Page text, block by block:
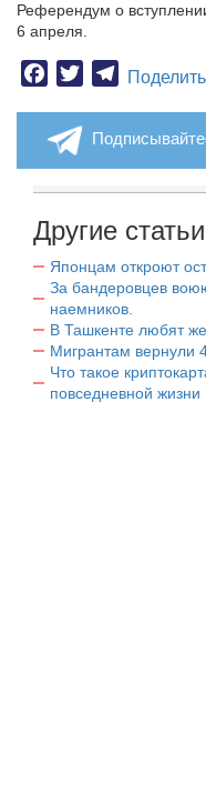
Референдум о
6 апреля.
Facebook
TwitterTelegram
Другие
Японцам откроют
За бандеровцев
наемников.
В Ташкенте любят
Мигрантам вернули
Что такое
повседневной жизни